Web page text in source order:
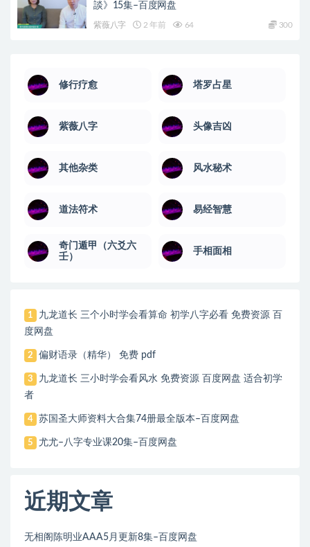
談》15集–百度网盘
紫薇八字 2 年前 64 300
修行疗愈 塔罗占星
紫薇八字 头像吉凶
其他杂类 风水秘术
道法符术 易经智慧
奇门遁甲（六爻六
壬）
手相面相
1
九龙道长 三个小时学会看算命 初学八字必看 免费资源 百
度网盘
2 偏财语录（精华） 免费 pdf
3
九龙道长 三小时学会看风水 免费资源 百度网盘 适合初学
者
4 苏国圣大师资料大合集74册最全版本–百度网盘
5 尤尤–八字专业课20集–百度网盘
近期文章
无相阁陈明业AAA5月更新8集–百度网盘